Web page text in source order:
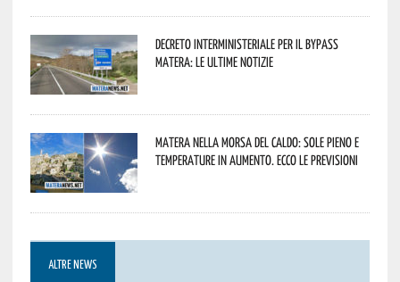
Decreto interministeriale per il Bypass
Matera: le ultime notizie
Matera nella morsa del caldo: sole pieno e
temperature in aumento. Ecco le previsioni
ALTRE NEWS